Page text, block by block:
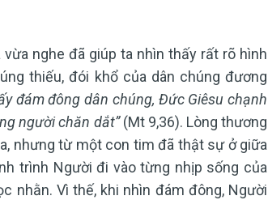
nghe đã giúp ta nhìn thấy rất rõ hình
thiếu, đói khổ của dân chúng đương
đám đông dân chúng, Đức Giêsu chạnh
người chăn dắt”(Mt 9,36). Lòng thương
nhưng từ một con tim đã thật sự ở giữa
trình Người đi vào từng nhịp sống của
nhằn. Vì thế, khi nhìn đám đông, Người